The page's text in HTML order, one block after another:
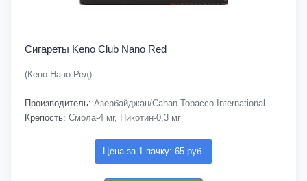
Сигареты Keno Club Nano Red
(Кено Нано Ред)
Производитель: Азербайджан/Cahan Tobacco International
Крепость: Смола-4 мг, Никотин-0,3 мг
Цена за 1 пачку: 65 руб.